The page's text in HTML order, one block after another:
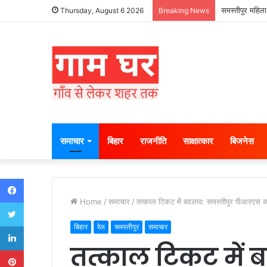
Thursday, August 6 2026 Breaking News समस्तीपुर
समाचार बिहार राजनीति साक्षात्कार बिजनेस
Home / समाचार / तत्काल टिकट में बदलाव: समस्तीपुर पीआरएस
बिहार रेल समस्तीपुर समाचार
तत्काल टिकट में
Facebook
Twitter
LinkedIn
Pinterest